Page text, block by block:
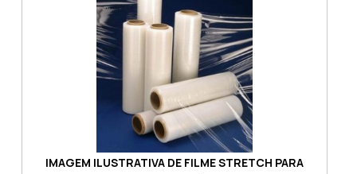
IMAGEM ILUSTRATIVA DE FILME STRETCH PARA